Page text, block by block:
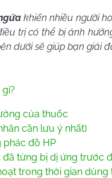
khiến nhiều người
trị có thể bị ảnh
dưới sẽ giúp bạn giải
của thuốc
cần lưu ý nhất)
phác đồ HP
đã từng bị dị ứng trước
trong thời gian dùng